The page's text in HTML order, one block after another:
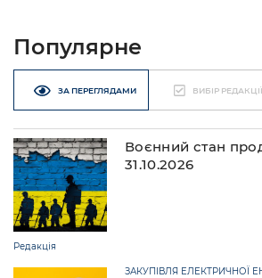
Популярне
ЗА ПЕРЕГЛЯДАМИ ВИБІР РЕДАКЦІЇ
Воєнний стан
31.10.2026
Редакція
ЗАКУПІВЛЯ ЕЛЕКТРИЧНОЇ